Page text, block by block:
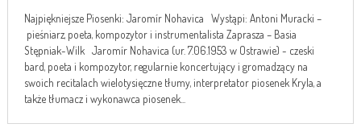
Najpiękniejsze Piosenki: Jaromír Nohavica Wystąpi: Antoni Muracki –
pieśniarz, poeta, kompozytor i instrumentalista Zaprasza – Basia
Stępniak-Wilk Jaromír Nohavica (ur. 7.06.1953 w Ostrawie) - czeski
bard, poeta i kompozytor, regularnie koncertujący i gromadzący na
swoich recitalach wielotysięczne tłumy, interpretator piosenek Kryla, a
także tłumacz i wykonawca piosenek...